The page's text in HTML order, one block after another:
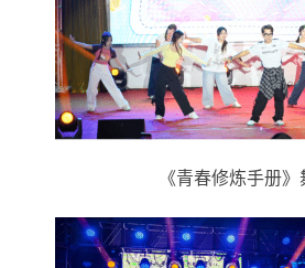
《青春修炼手册》